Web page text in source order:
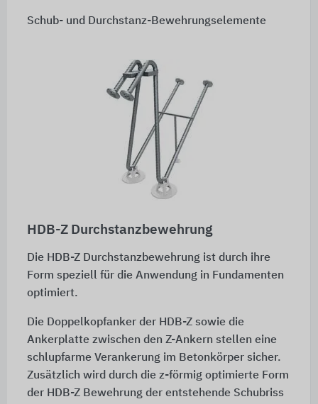
Schub- und Durchstanz-Bewehrungselemente
HDB-Z Durchstanzbewehrung
Die HDB-Z Durchstanzbewehrung ist durch ihre
Form speziell für die Anwendung in Fundamenten
optimiert.
Die Doppelkopfanker der HDB-Z sowie die
Ankerplatte zwischen den Z-Ankern stellen eine
schlupfarme Verankerung im Betonkörper sicher.
Zusätzlich wird durch die z-förmig optimierte Form
der HDB-Z Bewehrung der entstehende Schubriss